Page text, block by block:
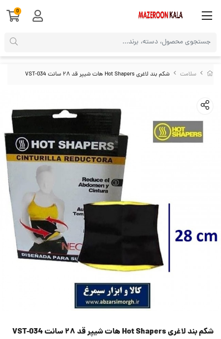
سلامت شکم بند لاغری Hot Shapers هات شیپر قد ۲۸ سانت VST-034
شکم بند لاغری Hot Shapers هات شیپر قد ۲۸ سانت VST-034
0